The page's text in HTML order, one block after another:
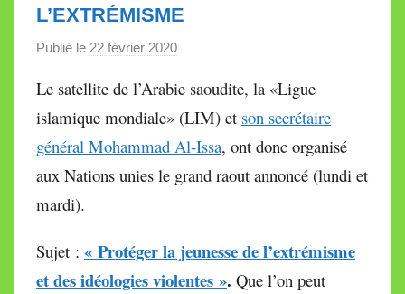
L’EXTRÉMISME
Publié le 22 février 2020
r
M
i
e
l
e
Le satellite de l’Arabie saoudite, la «Ligue
islamique mondiale» (LIM) et son secrétaire
général Mohammad Al-Issa, ont donc organisé
aux Nations unies le grand raout annoncé (lundi et
mardi).
Sujet : « Protéger la jeunesse de l’extrémisme
et des idéologies violentes ». Que l’on peut